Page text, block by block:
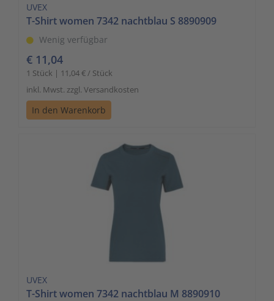
UVEX
T-Shirt women 7342 nachtblau S 8890909
Wenig verfügbar
€ 11,04
1 Stück | 11,04 € / Stück
inkl. Mwst. zzgl. Versandkosten
In den Warenkorb
UVEX
T-Shirt women 7342 nachtblau M 8890910